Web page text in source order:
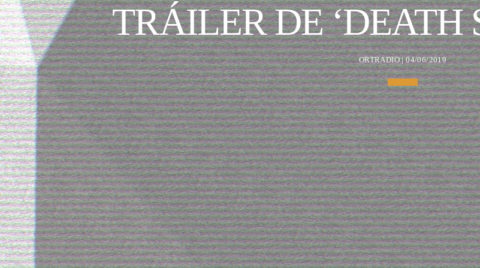
TRÁILER DE ‘DEATH
ORTRADIO | 04/06/2019